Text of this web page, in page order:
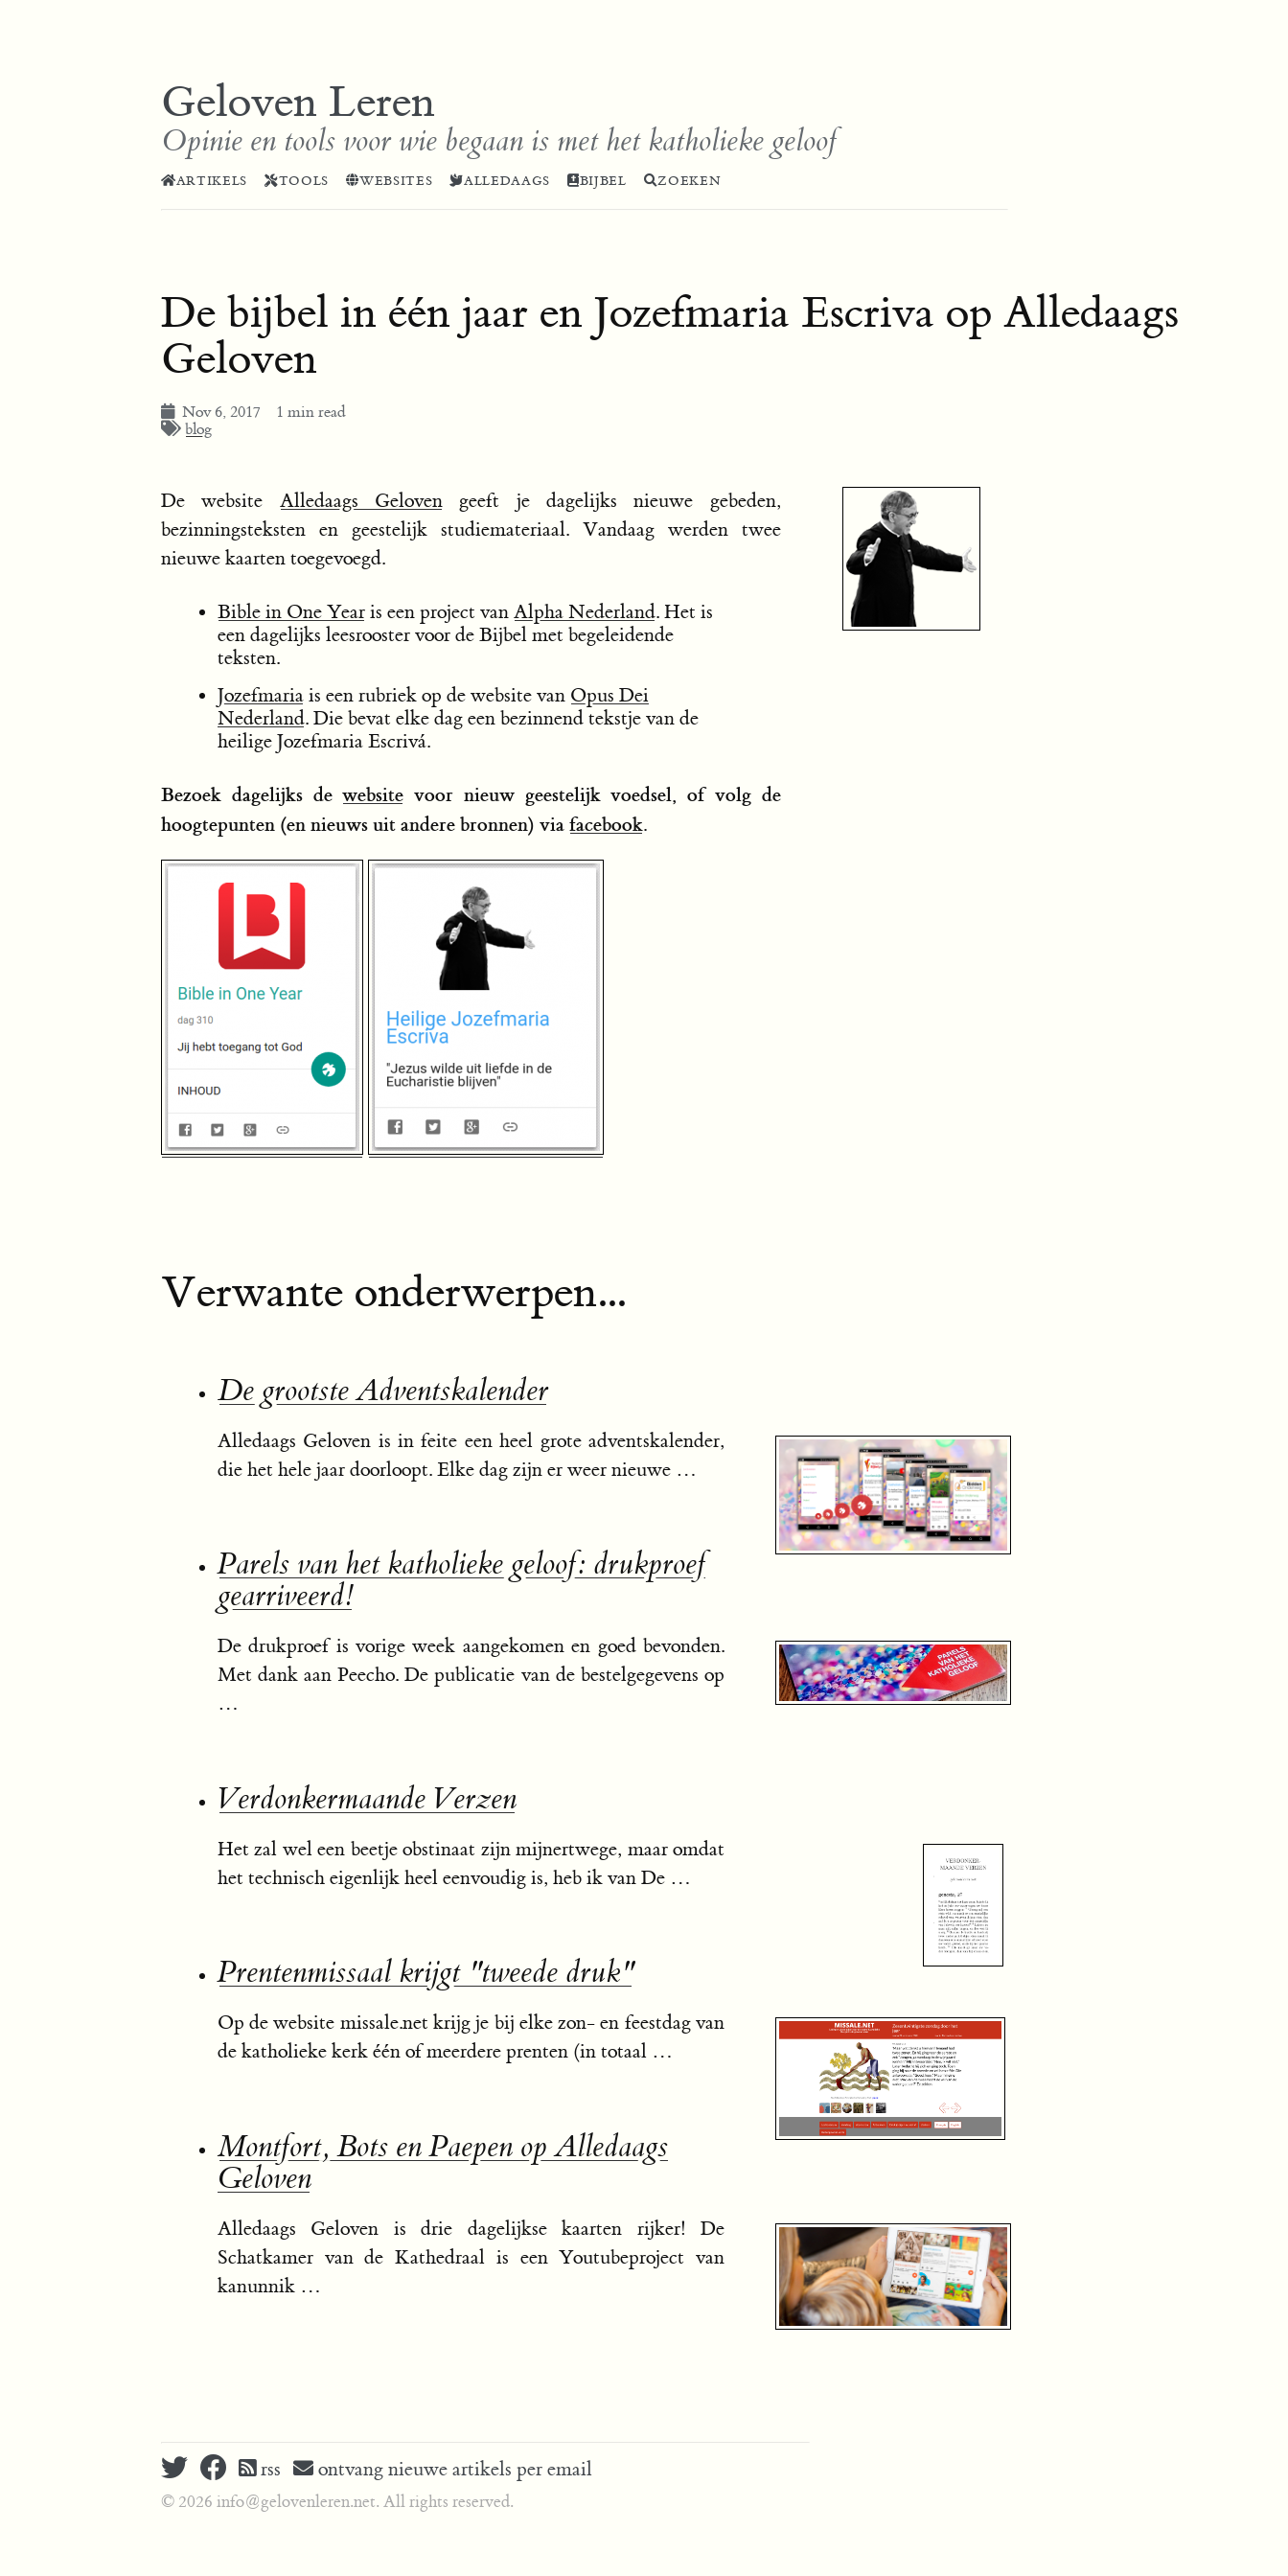
Geloven Leren
Opinie en tools voor wie begaan is met het katholieke geloof
ARTIKELS TOOLS WEBSITES ALLEDAAGS BIJBEL ZOEKEN
De bijbel in één jaar en Jozefmaria Escriva op Alledaags
Geloven
Nov 6, 2017
1 min read
blog
De website Alledaags Geloven geeft je dagelijks nieuwe gebeden,
bezinningsteksten en geestelijk studiemateriaal. Vandaag werden twee
nieuwe kaarten toegevoegd.
Bible in One Yearis een project van Alpha Nederland. Het is
een dagelijks leesrooster voor de Bijbel met begeleidende
teksten.
Jozefmariais een rubriek op de website van Opus Dei
Nederland. Die bevat elke dag een bezinnend tekstje van de
heilige Jozefmaria Escrivá.
Bezoek dagelijks de website voor nieuw geestelijk voedsel, of volg de
hoogtepunten (en nieuws uit andere bronnen) viafacebook.
Verwante onderwerpen...
De grootste Adventskalender
Alledaags Geloven is in feite een heel grote adventskalender,
die het hele jaar doorloopt. Elke dag zijn er weer nieuwe …
Parels van het katholieke geloof: drukproef
gearriveerd!
De drukproef is vorige week aangekomen en goed bevonden.
Met dank aan Peecho. De publicatie van de bestelgegevens op
…
Verdonkermaande Verzen
Het zal wel een beetje obstinaat zijn mijnertwege, maar omdat
het technisch eigenlijk heel eenvoudig is, heb ik van De …
Prentenmissaal krijgt "tweede druk"
Op de website missale.net krijg je bij elke zon- en feestdag van
de katholieke kerk één of meerdere prenten (in totaal …
Montfort, Bots en Paepen op Alledaags
Geloven
Alledaags Geloven is drie dagelijkse kaarten rijker! De
Schatkamer van de Kathedraal is een Youtubeproject van
kanunnik …
rss ontvang nieuwe artikels per email
© 2026 info@gelovenleren.net. All rights reserved.